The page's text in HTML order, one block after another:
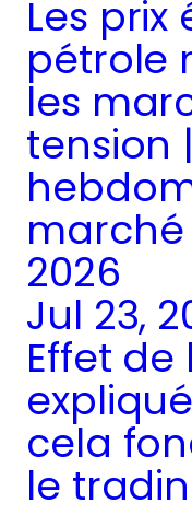
Les prix
pétrole
les
tension
marché
2026
Jul 23,
Effet de
cela
le